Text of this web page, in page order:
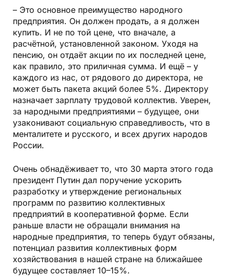
– Это основное преимущество народного
предприятия. Он должен продать, а я должен
купить. И не по той цене, что вначале, а
расчётной, установленной законом. Уходя на
пенсию, он отдаёт акции по их последней цене,
как правило, это приличная сумма. И ещё – у
каждого из нас, от рядового до директора, не
может быть пакета акций более 5%. Директору
назначает зарплату трудовой коллектив. Уверен,
за народными предприятиями – будущее, они
узаконивают социальную справедливость, что в
менталитете и русского, и всех других народов
России.
Очень обнадёживает то, что 30 марта этого года
президент Путин дал поручение ускорить
разработку и утверждение региональных
программ по развитию коллективных
предприятий в кооперативной форме. Если
раньше власти не обращали внимания на
народные предприятия, то теперь будут обязаны,
потенциал развития коллективных форм
хозяйствования в нашей стране на ближайшее
будущее составляет 10–15%.